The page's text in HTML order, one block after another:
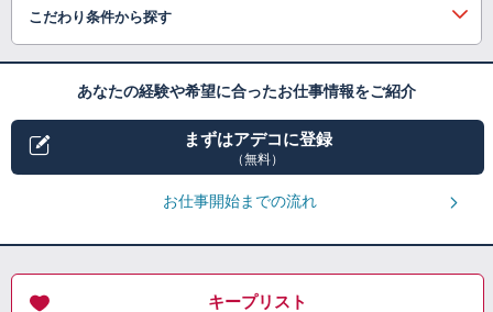
こだわり条件から探す
あなたの経験や希望に合ったお仕事情報をご紹介
まずはアデコに登録
（無料）
お仕事開始までの流れ
キープリスト